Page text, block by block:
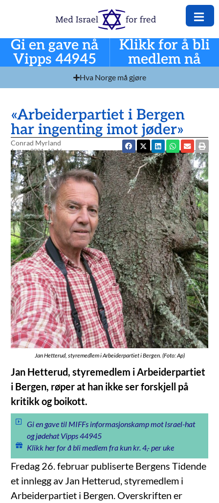
Gi en gave nå
Vipps 44945
Klikk for å bli
medlem nå
Hva Norge må gjøre
«Arbeiderpartiet i Bergen
har ingenting imot jøder»
Conrad Myrland
1. mars 2021 13:16
Jan Hetterud, styremedlem i Arbeiderpartiet i Bergen. (Foto: Ap)
Jan Hetterud, styremedlem i Arbeiderpartiet
i Bergen, røper at han ikke ser forskjell på
kritikk og boikott.
Gi en gave til MIFFs informasjonskamp mot Israel-hat
og jødehat Vipps 44945
Klikk her for å bli medlem fra kun kr. 4,- per uke
Fredag 26. februar publiserte Bergens Tidende
et innlegg av Jan Hetterud, styremedlem i
Arbeiderpartiet i Bergen. Overskriften er